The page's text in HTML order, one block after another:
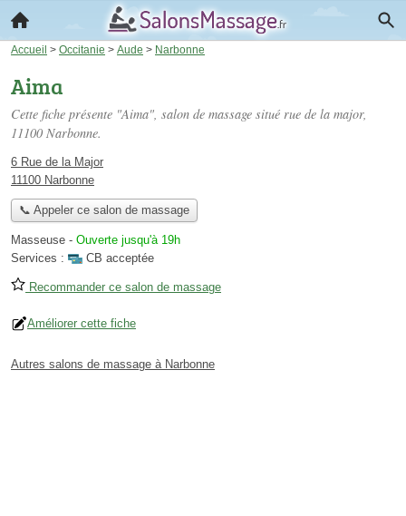
Accueil > Occitanie > Aude > Narbonne
Aima
Cette fiche présente "Aima", salon de massage situé rue de la major,
11100 Narbonne.
6 Rue de la Major
11100 Narbonne
📞 Appeler ce salon de massage
Masseuse - Ouverte jusqu'à 19h
Services :
CB acceptée
Recommander ce salon de massage
Améliorer cette fiche
Autres salons de massage à Narbonne